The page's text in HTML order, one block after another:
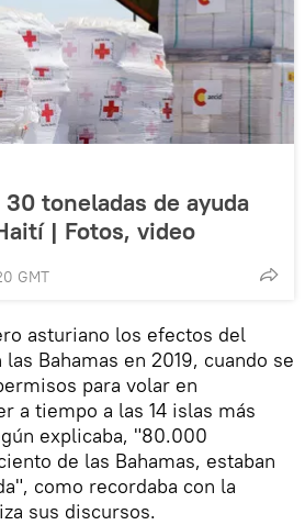
30 toneladas de ayuda
| Fotos, video
GMT
asturiano los efectos del
las Bahamas en 2019, cuando se
para volar en
a tiempo a las 14 islas más
explicaba, "80.000
de las Bahamas, estaban
como recordaba con la
sus discursos.